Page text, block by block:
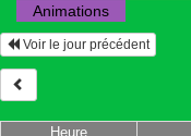
Animations
Voir le jour précédent
Heure